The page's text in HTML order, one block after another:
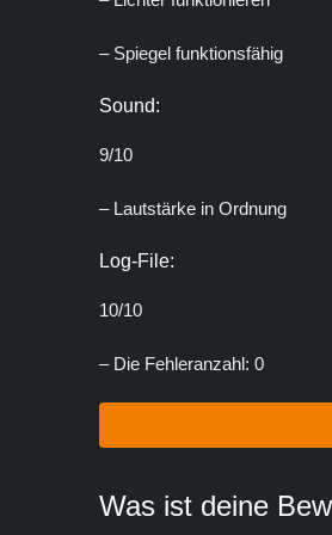
– Spiegel funktionsfähig
Sound:
9/10
– Lautstärke in Ordnung
Log-File:
10/10
– Die Fehleranzahl: 0
Was ist deine